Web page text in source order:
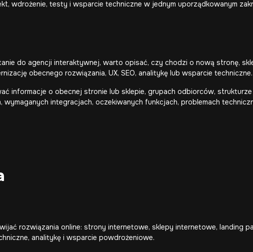
wdrożenie, testy i wsparcie techniczne w jednym uporządkowanym
do agencji interaktywnej, warto opisać, czy chodzi o nową stronę,
obecnego rozwiązania, UX, SEO, analitykę lub wsparcie techniczne.
informacje o obecnej stronie lub sklepie, grupach odbiorców,
wymaganych integracjach, oczekiwanych funkcjach, problemach
rozwiązania online: strony internetowe, sklepy internetowe, landing
analitykę i wsparcie powdrożeniowe.